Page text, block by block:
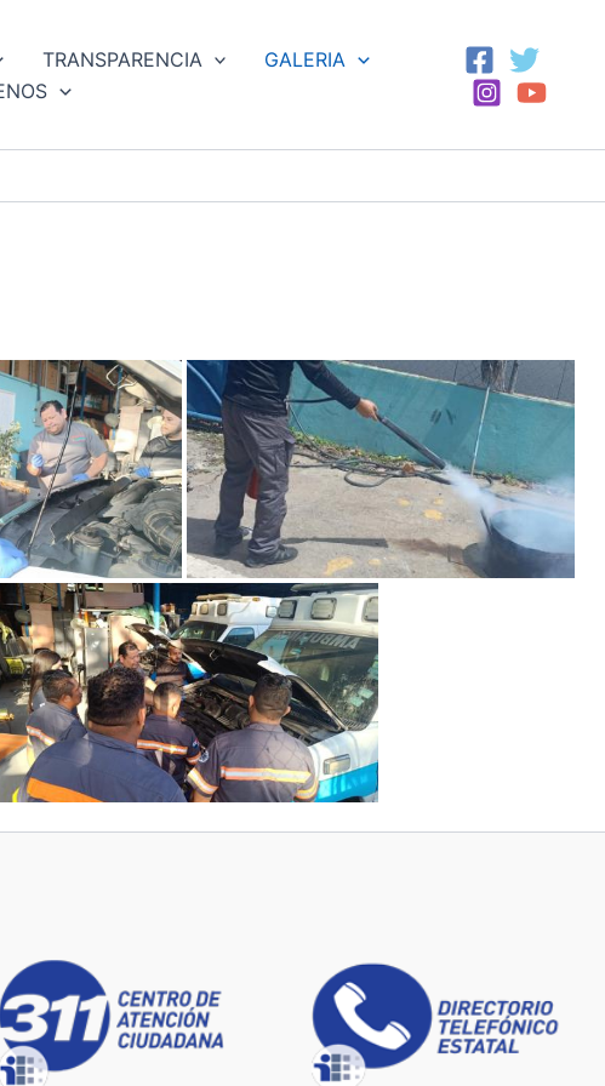
TRANSPARENCIA
GALERIA